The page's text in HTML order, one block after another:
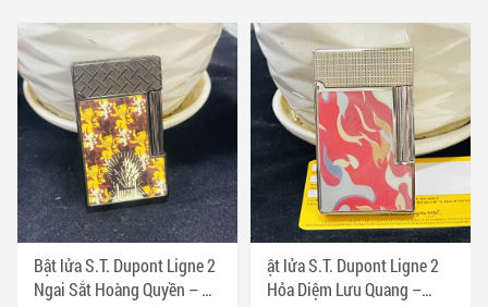
Bật lửa S.T. Dupont Ligne 2
Ngai Sắt Hoàng Quyền – Sư
ật lửa S.T. Dupont Ligne 2
Hỏa Diệm Lưu Quang –